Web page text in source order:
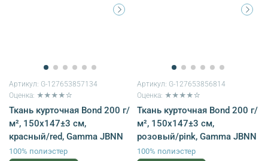
Артикул: G-127653857134
Оценка: ★★★★☆
Ткань курточная Bond 200 г/
м², 150х147±3 см,
красный/red, Gamma JBNN
100% полиэстер
Артикул: G-127653856814
Оценка: ★★★★☆
Ткань курточная Bond 200 г/
м², 150х147±3 см,
розовый/pink, Gamma JBNN
100% полиэстер